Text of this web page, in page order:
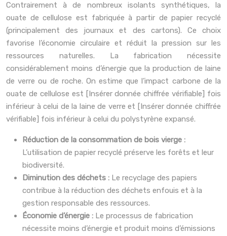
Contrairement à de nombreux isolants synthétiques, la
ouate de cellulose est fabriquée à partir de papier recyclé
(principalement des journaux et des cartons). Ce choix
favorise l’économie circulaire et réduit la pression sur les
ressources naturelles. La fabrication nécessite
considérablement moins d’énergie que la production de laine
de verre ou de roche. On estime que l’impact carbone de la
ouate de cellulose est [Insérer donnée chiffrée vérifiable] fois
inférieur à celui de la laine de verre et [Insérer donnée chiffrée
vérifiable] fois inférieur à celui du polystyrène expansé.
Réduction de la consommation de bois vierge :
L’utilisation de papier recyclé préserve les forêts et leur
biodiversité.
Diminution des déchets : Le recyclage des papiers
contribue à la réduction des déchets enfouis et à la
gestion responsable des ressources.
Économie d’énergie : Le processus de fabrication
nécessite moins d’énergie et produit moins d’émissions